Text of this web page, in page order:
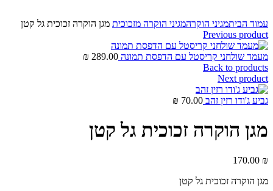
עמוד הביתמגיני הוקרהמגיני הוקרה מזכוכית מגן הוקרה זכוכית גל קטן
Previous product
מעמד שולחני קריסטל עם הדפסת תמונה 289.00
₪
Back to products
Next product
גביע ג'ודו רזין זהב 70.00
₪
מגן הוקרה זכוכית גל קטן
170.00 ₪
מגן הוקרה זכוכית גל קטן